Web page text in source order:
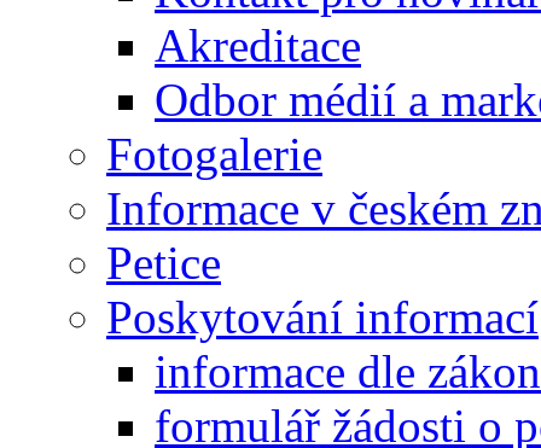
Akreditace
Odbor médií a
Fotogalerie
Informace v českém
Petice
Poskytování informací
informace dle
formulář žádosti o